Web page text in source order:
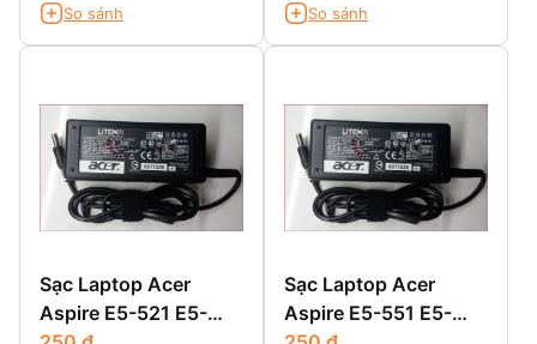
So sánh
471PG
So sánh
Sạc Laptop Acer
Aspire E5-521 E5-
Sạc Laptop Acer
Aspire E5-551 E5-